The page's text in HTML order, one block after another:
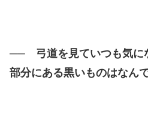
── 弓道を見ていつも気に
部分にある黒いものはなん